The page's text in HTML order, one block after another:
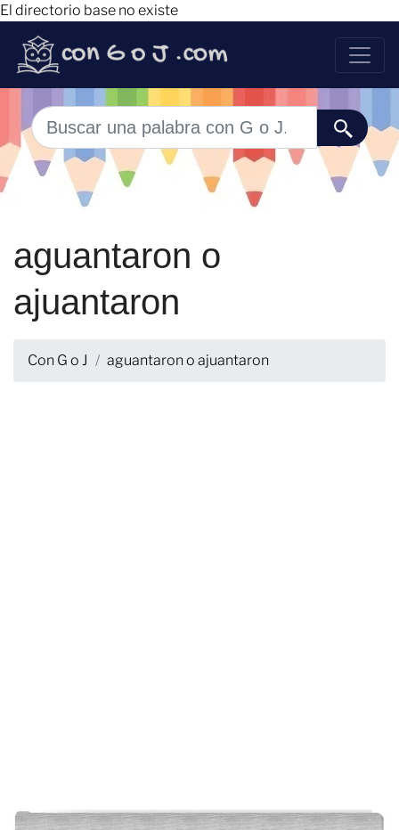
El directorio base no existe
aguantaron o
ajuantaron
Con G o J aguantaron o ajuantaron